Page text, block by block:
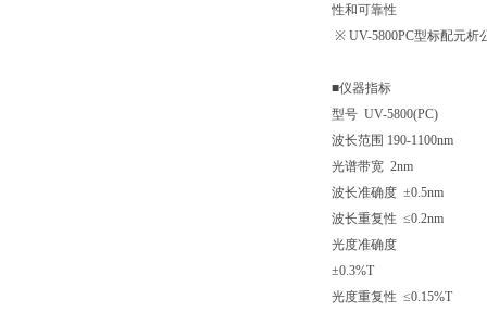
性和可靠性
※ UV-5800PC型标配元析
■仪器指标
型号 UV-5800(PC)
波长范围 190-1100nm
光谱带宽 2nm
波长准确度 ±0.5nm
波长重复性 ≤0.2nm
光度准确度
±0.3%T
光度重复性 ≤0.15%T